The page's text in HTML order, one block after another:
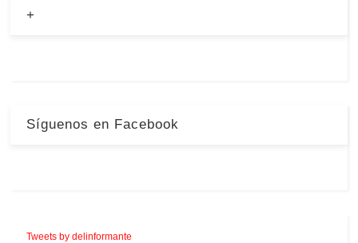
+
Síguenos en Facebook
Tweets by delinformante